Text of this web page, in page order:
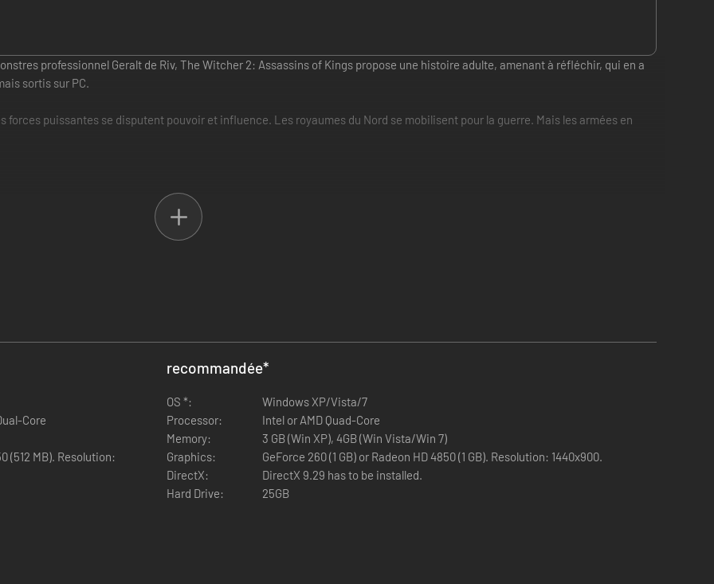
professionnel Geralt de Riv, The Witcher 2: Assassins of Kings propose une histoire adulte, amenant à réfléchir, qui en a
sortis sur PC.
forces puissantes se disputent pouvoir et influence. Les royaumes du Nord se mobilisent pour la guerre. Mais les armées en
qui se déroule dans un monde fantastique à nul autre pareil.
décision peut avoir de lourdes conséquences.
Core
(512 MB). Resolution:
recommandée*
OS *:
Windows XP/Vista/7
Processor:
Intel or AMD Quad-Core
Memory:
3 GB (Win XP), 4GB (Win Vista/Win 7)
Graphics:
GeForce 260 (1 GB) or Radeon HD 4850 (1 GB). Resolution: 1440x900.
DirectX:
DirectX 9.29 has to be installed.
Hard Drive:
25GB